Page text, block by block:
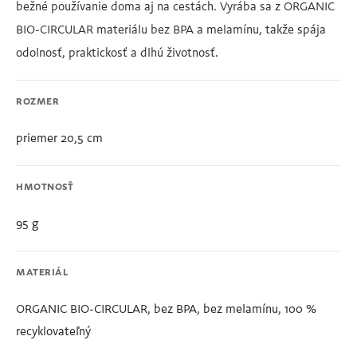
bežné používanie doma aj na cestách. Vyrába sa z ORGANIC
BIO-CIRCULAR materiálu bez BPA a melamínu, takže spája
odolnosť, praktickosť a dlhú životnosť.
ROZMER
priemer 20,5 cm
HMOTNOSŤ
95 g
MATERIÁL
ORGANIC BIO-CIRCULAR, bez BPA, bez melamínu, 100 %
recyklovateľný